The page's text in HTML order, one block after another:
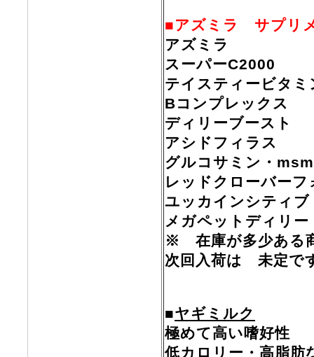
■アズミラ サプリ
アズミラ
スーパーC2000
テイスティービタ
Bコンプレックス
ディリーブースト
アシドフィラス
グルコサミン・
レッドクローバーフ
ユッカインシティブ
メガペットディリー
※ 在庫が多少ある
次回入荷は 未定で
■ヤギミルク
極めて高い嗜好性
低カロリー・高脂肪